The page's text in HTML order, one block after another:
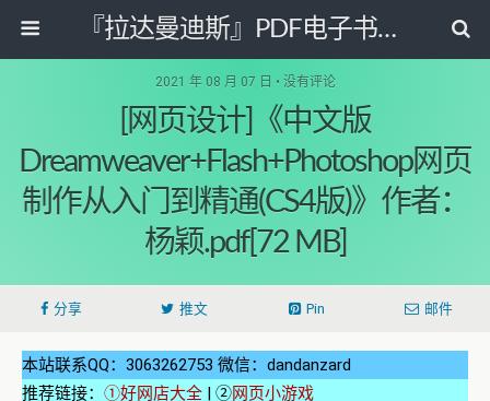
『拉达曼迪斯』PDF电子书阅读网
2021 年 08 月 07 日 • 没有评论
[网页设计]《中文版
Dreamweaver+Flash+Photoshop网页
制作从入门到精通(CS4版)》作者：
杨颖.pdf[72 MB]
分享 推文 Pin 邮件
本站联系QQ：3063262753 微信：dandanzard
推荐链接： ①好网店大全 | ②网页小游戏